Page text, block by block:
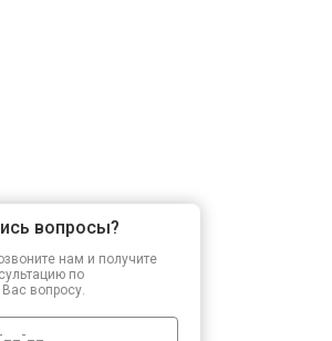
вопросы?
нам и получите
по
вопросу.